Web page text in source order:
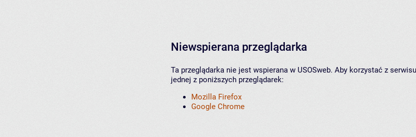
Niewspierana przeglądarka
Ta przeglądarka nie jest wspierana w USOSweb. Aby korzystać z
jednej z poniższych przeglądarek:
Mozilla Firefox
Google Chrome